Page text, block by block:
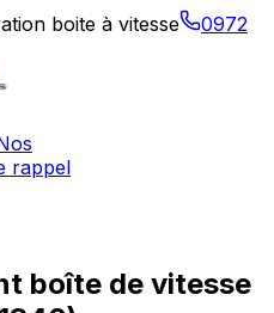
boite à vitesse
0972
rappel
boîte de vitesse